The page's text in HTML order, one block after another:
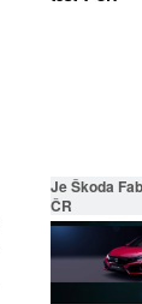
Je Škoda
ČR